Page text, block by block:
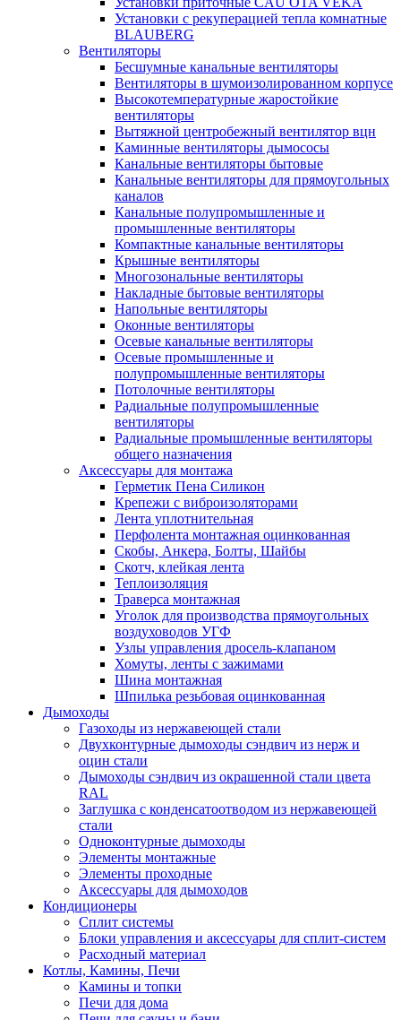
Установки с рекуперацией тепла комнатные
BLAUBERG
Вентиляторы
Бесшумные канальные вентиляторы
Вентиляторы в шумоизолированном корпусе
Высокотемпературные жаростойкие
вентиляторы
Вытяжной центробежный вентилятор вцн
Каминные вентиляторы дымососы
Канальные вентиляторы бытовые
Канальные вентиляторы для прямоугольных
каналов
Канальные полупромышленные и
промышленные вентиляторы
Компактные канальные вентиляторы
Крышные вентиляторы
Многозональные вентиляторы
Накладные бытовые вентиляторы
Напольные вентиляторы
Оконные вентиляторы
Осевые канальные вентиляторы
Осевые промышленные и
полупромышленные вентиляторы
Потолочные вентиляторы
Радиальные полупромышленные
вентиляторы
Радиальные промышленные вентиляторы
общего назначения
Аксессуары для монтажа
Герметик Пена Силикон
Крепежи с виброизоляторами
Лента уплотнительная
Перфолента монтажная оцинкованная
Скобы, Анкера, Болты, Шайбы
Скотч, клейкая лента
Теплоизоляция
Траверса монтажная
Уголок для производства прямоугольных
воздуховодов УГФ
Узлы управления дросель-клапаном
Хомуты, ленты с зажимами
Шина монтажная
Шпилька резьбовая оцинкованная
Дымоходы
Газоходы из нержавеющей стали
Двухконтурные дымоходы сэндвич из нерж и
оцин стали
Дымоходы сэндвич из окрашенной стали цвета
RAL
Заглушка с конденсатоотводом из нержавеющей
стали
Одноконтурные дымоходы
Элементы монтажные
Элементы проходные
Аксессуары для дымоходов
Кондиционеры
Сплит системы
Блоки управления и аксессуары для сплит-систем
Расходный материал
Котлы, Камины, Печи
Камины и топки
Печи для дома